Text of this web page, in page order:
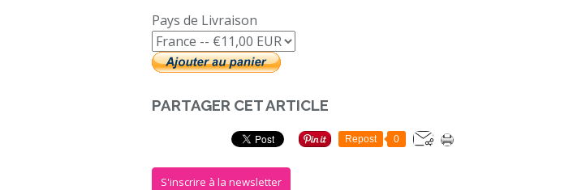
Pays de Livraison
PARTAGER CET ARTICLE
Repost 0
S'inscrire à la newsletter